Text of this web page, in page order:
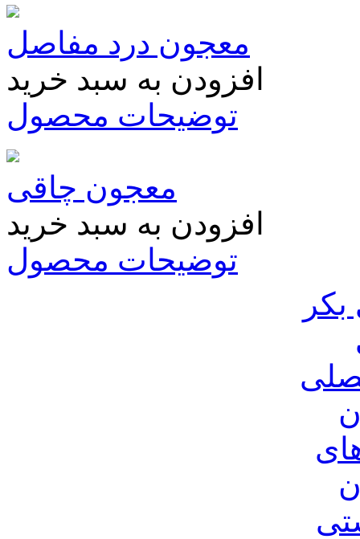
معجون درد مفاصل
افزودن به سبد خرید
توضیحات محصول
معجون چاقی
افزودن به سبد خرید
توضیحات محصول